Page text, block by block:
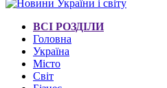
ВСІ РОЗДІЛИ
Головна
Україна
Місто
Світ